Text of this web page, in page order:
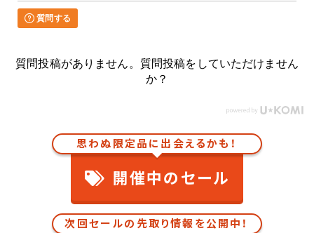
質問する
質問投稿がありません。質問投稿をしていただけません
か？
思わぬ限定品に出会えるかも！
開催中のセール
次回セールの先取り情報を公開中！